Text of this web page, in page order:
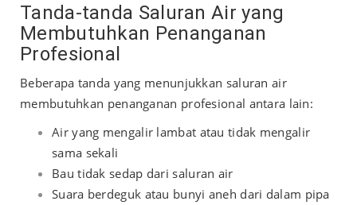
Tanda-tanda Saluran Air yang
Membutuhkan Penanganan
Profesional
Beberapa tanda yang menunjukkan saluran air
membutuhkan penanganan profesional antara lain:
Air yang mengalir lambat atau tidak mengalir
sama sekali
Bau tidak sedap dari saluran air
Suara berdeguk atau bunyi aneh dari dalam pipa